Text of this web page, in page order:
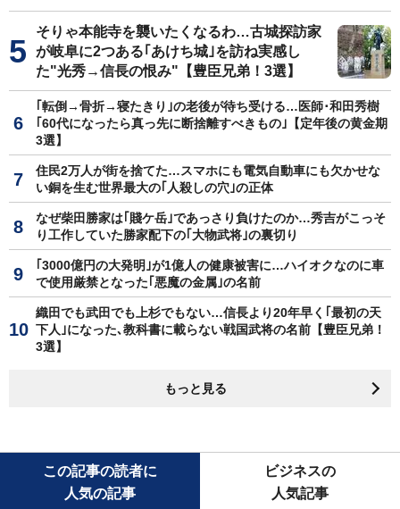
そりゃ本能寺を襲いたくなるわ…古城探訪家
が岐阜に2つある｢あけち城｣を訪ね実感し
た"光秀→信長の恨み"【豊臣兄弟！3選】
｢転倒→骨折→寝たきり｣の老後が待ち受ける…医師･和田秀樹
｢60代になったら真っ先に断捨離すべきもの｣【定年後の黄金期
3選】
住民2万人が街を捨てた…スマホにも電気自動車にも欠かせな
い銅を生む世界最大の｢人殺しの穴｣の正体
なぜ柴田勝家は｢賤ケ岳｣であっさり負けたのか…秀吉がこっそ
り工作していた勝家配下の｢大物武将｣の裏切り
｢3000億円の大発明｣が1億人の健康被害に…ハイオクなのに車
で使用厳禁となった｢悪魔の金属｣の名前
織田でも武田でも上杉でもない…信長より20年早く｢最初の天
下人｣になった､教科書に載らない戦国武将の名前【豊臣兄弟！
3選】
もっと見る
この記事の読者に
人気の記事
ビジネスの
人気記事